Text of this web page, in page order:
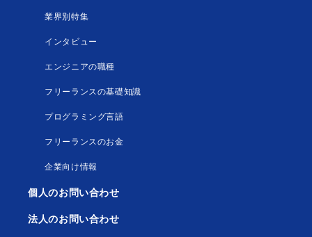
業界別特集
インタビュー
エンジニアの職種
フリーランスの基礎知識
プログラミング言語
フリーランスのお金
企業向け情報
個人のお問い合わせ
法人のお問い合わせ